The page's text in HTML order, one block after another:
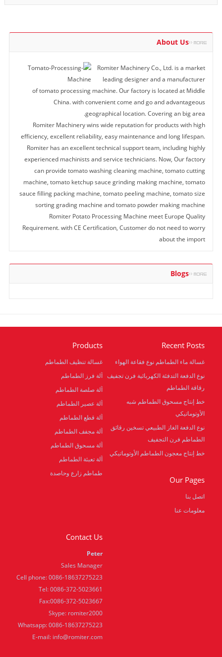
About Us
Romiter Machinery Co., Ltd. is a market
leading designer and a manufacturer
of tomato processing machine. Our factory is located at Middle
China. with convenient come and go and advantageous
geographical location. Covering an big area.
Romiter Machinery wins wide reputation for products with high
efficiency, excellent reliability, easy maintenance and long lifespan.
Romiter has an excellent technical support team, including highly
experienced machinists and service technicians. Now, Our factory
can provide tomato washing cleaning machine, tomato cutting
machine, tomato ketchup sauce grinding making machine, tomato
sauce filling packing machine, tomato peeling machine, tomato size
sorting grading machine and tomato powder making machine
Romiter Potato Processing Machine meet Europe Quality
Requirement. with CE Certification, Customer do not need to worry
about the import
Blogs
Products
غسالة تنظيف الطماطم
آلة فرز الطماطم
آلة صلصة الطماطم
آلة عصير الطماطم
آلة قطع الطماطم
آلة مجفف الطماطم
آلة مسحوق الطماطم
آلة تعبئة الطماطم
طماطم زارع وحاصدة
Recent Posts
غسالة ماء الطماطم نوع فقاعة الهواء
نوع الدفعة التدفئة الكهربائية فرن تجفيف
رقاقة الطماطم
خط إنتاج مسحوق الطماطم شبه
الأوتوماتيكي
نوع الدفعة الغاز الطبيعي تسخين رقائق
الطماطم فرن التجفيف
خط إنتاج معجون الطماطم الأوتوماتيكي
Our Pages
اتصل بنا
معلومات عنا
Contact Us
Peter
Sales Manager
Cell phone: 0086-18637275223
Tel: 0086-372-5023661
Fax:0086-372-5023667
Skype: romiter2000
Whatsapp: 0086-18637275223
E-mail: info@romiter.com